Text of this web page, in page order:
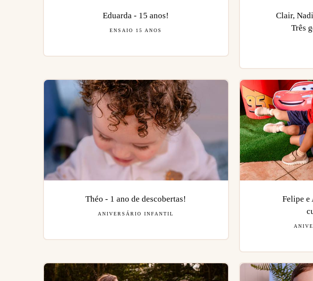
Eduarda - 15 anos!
ENSAIO 15 ANOS
Clair,
Três
Théo - 1 ano de descobertas!
ANIVERSÁRIO INFANTIL
Felipe e